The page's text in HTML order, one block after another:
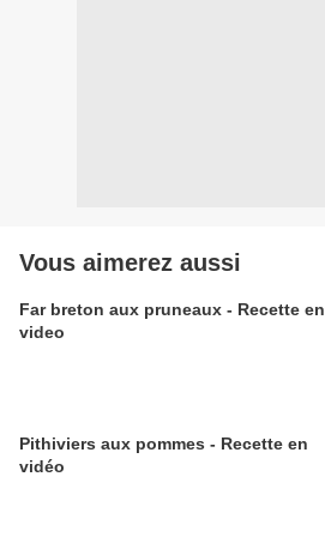
Vous aimerez aussi
Far breton aux pruneaux - Recette en
video
Pithiviers aux pommes - Recette en
vidéo